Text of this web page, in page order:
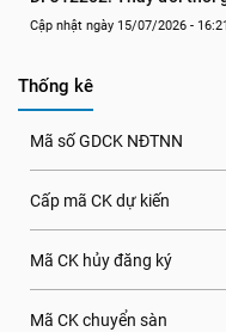
Cập nhật ngày 15/07/2026 -
Thống kê
Mã số GDCK NĐTNN
Cấp mã CK dự kiến
Mã CK hủy đăng ký
Mã CK chuyển sàn